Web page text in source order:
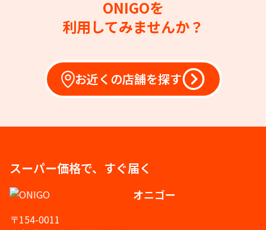
ONIGOを
利用してみませんか？
お近くの店舗を探す
スーパー価格で、すぐ届く
オニゴー
〒154-0011